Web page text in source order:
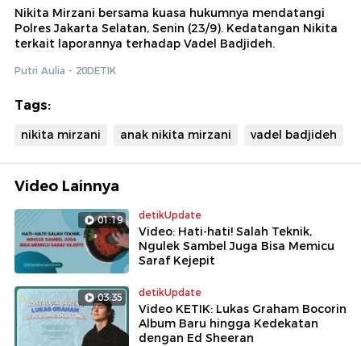
Nikita Mirzani bersama kuasa hukumnya mendatangi
Polres Jakarta Selatan, Senin (23/9). Kedatangan Nikita
terkait laporannya terhadap Vadel Badjideh.
Putri Aulia - 20DETIK
Tags:
nikita mirzani anak nikita mirzani vadel badjideh
Video Lainnya
01:19 detikUpdate
Video: Hati-hati! Salah Teknik,
Ngulek Sambel Juga Bisa Memicu
Saraf Kejepit
03:35 detikUpdate
Video KETIK: Lukas Graham Bocorin
Album Baru hingga Kedekatan
dengan Ed Sheeran